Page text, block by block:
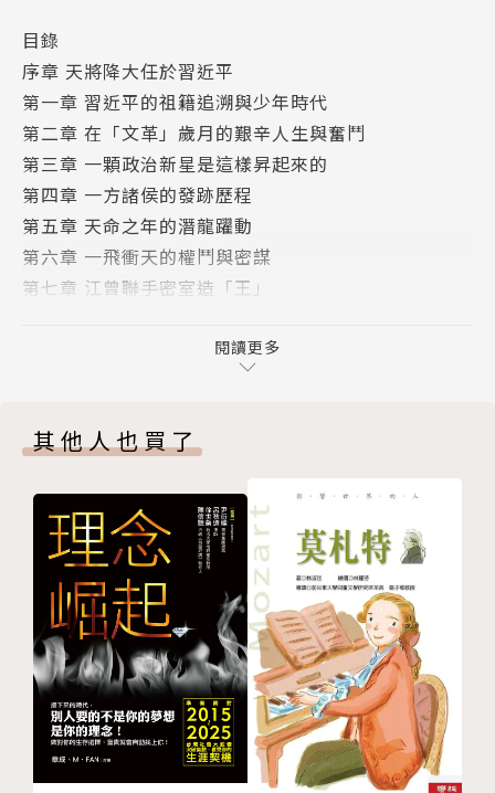
年秋天中共改朝換代之際，了解這位中共新一代領導人
的必讀之書。
目錄
序章 天將降大任於習近平
第一章 習近平的祖籍追溯與少年時代
第二章 在「文革」歲月的艱辛人生與奮鬥
第三章 一顆政治新星是這樣昇起來的
第四章 一方諸侯的發跡歷程
第五章 天命之年的潛龍躍動
第六章 一飛衝天的權鬥與密謀
第七章 江曾聯手密室造「王」
第九章 接班的鬥爭與準備
終章 性格和思想的形成與特色
參考書籍報刊雜誌
閱讀更多
其他人也買了